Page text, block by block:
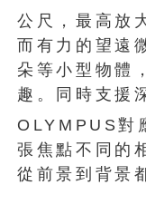
公尺，最高放
而有力的望遠
朵等小型物體
趣。同時支援
OLYMPUS對
張焦點不同的
從前景到背景